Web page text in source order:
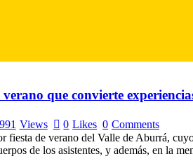
que convierte
991 Views 0 Likes 0 Comments
fiesta de verano del Valle de Aburrá,
de los asistentes, y además, en la